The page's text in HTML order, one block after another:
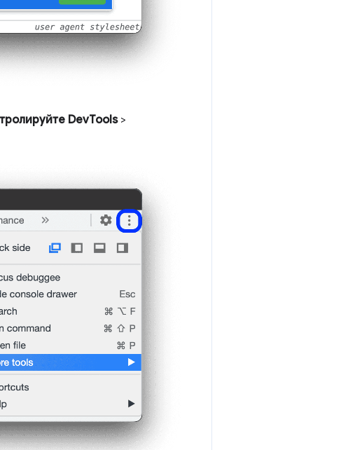
DevTools>